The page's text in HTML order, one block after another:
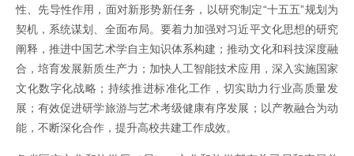
性、先导性作用，面对新形势新任务，以研究制定“十五五”规划为
契机，系统谋划、全面布局。要着力加强对习近平文化思想的研究
阐释，推进中国艺术学自主知识体系构建；推动文化和科技深度融
合，培育发展新质生产力；加快人工智能技术应用，深入实施国家
文化数字化战略；持续推进标准化工作，切实助力行业高质量发
展；有效促进研学旅游与艺术考级健康有序发展；以产教融合为动
能，不断深化合作，提升高校共建工作成效。